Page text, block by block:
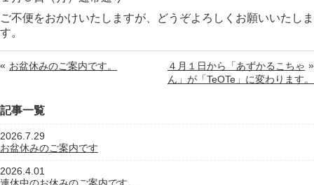
ご不便をおかけいたしますが、どうぞよろしくお願いいたしま
す。
« お盆休みのご案内です。 »
４月１日から「あずかるこちゃ
ん」が「TeOTe」に変わります。
記事一覧
2026.7.29
お盆休みのご案内です
2026.4.01